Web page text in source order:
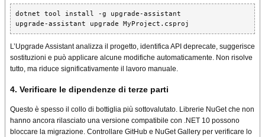
dotnet tool install -g upgrade-assistant
upgrade-assistant upgrade MyProject.csproj
L’Upgrade Assistant analizza il progetto, identifica API deprecate, suggerisce
sostituzioni e può applicare alcune modifiche automaticamente. Non risolve
tutto, ma riduce significativamente il lavoro manuale.
4. Verificare le dipendenze di terze parti
Questo è spesso il collo di bottiglia più sottovalutato. Librerie NuGet che non
hanno ancora rilasciato una versione compatibile con .NET 10 possono
bloccare la migrazione. Controllare GitHub e NuGet Gallery per verificare lo